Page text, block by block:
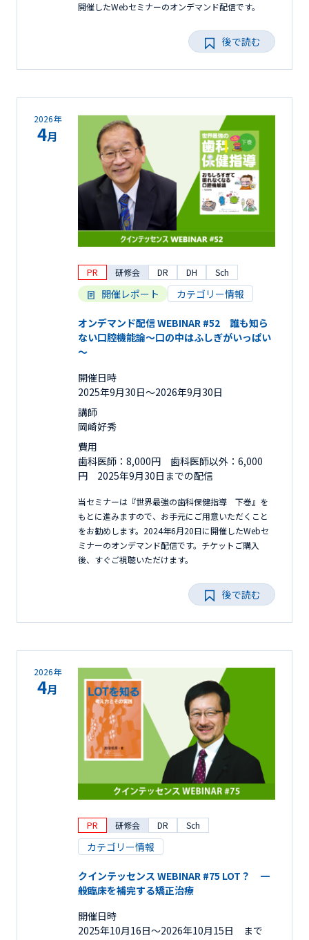
開催したWebセミナーのオンデマンド配信です。
後で読む
2026年
4月
PR 研修会 DR DH Sch
開催レポート カテゴリー情報
オンデマンド配信 WEBINAR #52 誰も知ら
ない口腔機能論～口の中はふしぎがいっぱい
～
開催日時
2025年9月30日〜2026年9月30日
講師
岡崎好秀
費用
歯科医師：8,000円 歯科医師以外：6,000
円 2025年9月30日までの配信
当セミナーは『世界最強の歯科保健指導 下巻』を
もとに進みますので、お手元にご用意いただくこと
をお勧めします。2024年6月20日に開催したWebセ
ミナーのオンデマンド配信です。チケットご購入
後、すぐご視聴いただけます。
後で読む
2026年
4月
PR 研修会 DR Sch
カテゴリー情報
クインテッセンス WEBINAR #75 LOT？ 一
般臨床を補完する矯正治療
開催日時
2025年10月16日〜2026年10月15日 まで